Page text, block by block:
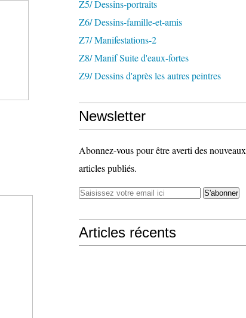
Z5/ Dessins-portraits
Z6/ Dessins-famille-et-amis
Z7/ Manifestations-2
Z8/ Manif Suite d'eaux-fortes
Z9/ Dessins d'après les autres peintres
Newsletter
Abonnez-vous pour être averti des nouveaux
articles publiés.
Articles récents